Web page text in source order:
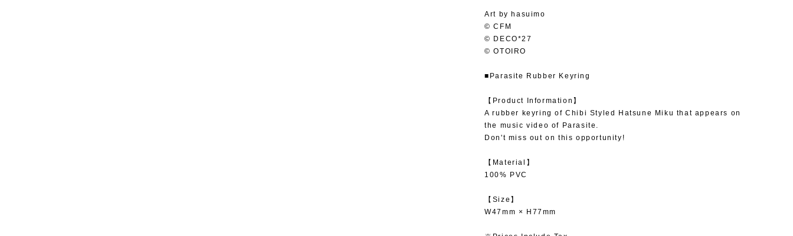
Art by hasuimo
© CFM
© DECO*27
© OTOIRO
■Parasite Rubber Keyring
【Product Information】
A rubber keyring of Chibi Styled Hatsune Miku that appears on
the music video of Parasite.
Don't miss out on this opportunity!
【Material】
100% PVC
【Size】
W47mm × H77mm